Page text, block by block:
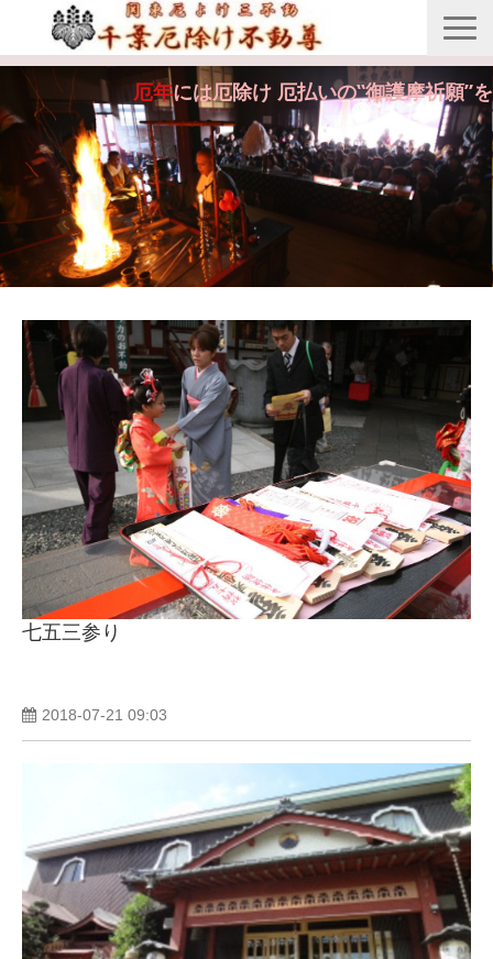
縁起由来
年間行事
御護摩祈願
御守・紙札
安産・七五三祝祷
厄年には厄除け 厄払いの‟御護摩祈願”を
七五三参り
2018-07-21 09:03